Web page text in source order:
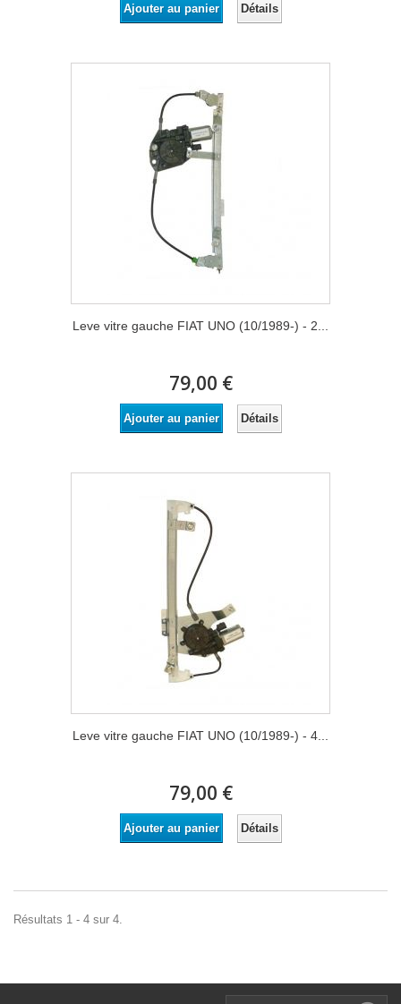
Ajouter au panier Détails
Leve vitre gauche FIAT UNO (10/1989-) - 2...
79,00 €
Ajouter au panier Détails
Leve vitre gauche FIAT UNO (10/1989-) - 4...
79,00 €
Ajouter au panier Détails
Résultats 1 - 4 sur 4.